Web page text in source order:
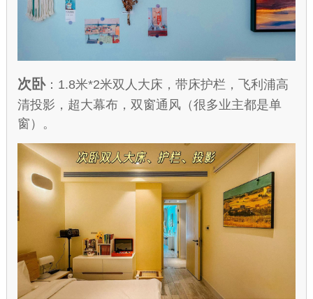
次卧：1.8米*2米双人大床，带床护栏，飞利浦高
清投影，超大幕布，双窗通风（很多业主都是单
窗）。